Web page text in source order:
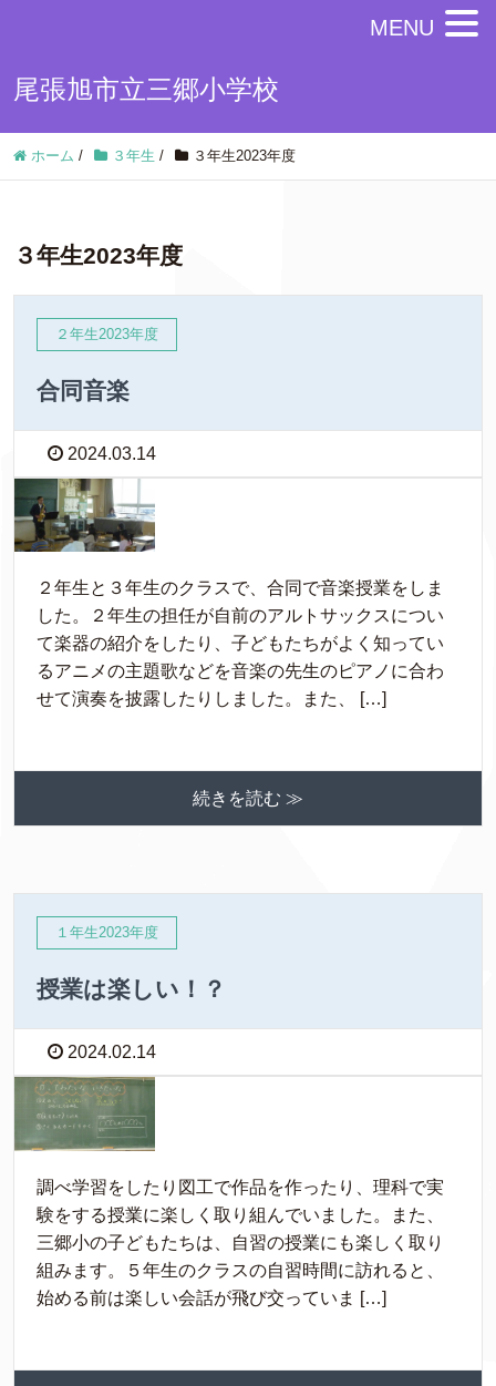
尾張旭市立三郷小学校
ホーム / ３年生 / ３年生2023年度
３年生2023年度
２年生2023年度
合同音楽
2024.03.14
２年生と３年生のクラスで、合同で音楽授業をしま
した。２年生の担任が自前のアルトサックスについ
て楽器の紹介をしたり、子どもたちがよく知ってい
るアニメの主題歌などを音楽の先生のピアノに合わ
せて演奏を披露したりしました。また、 […]
続きを読む ≫
１年生2023年度
授業は楽しい！？
2024.02.14
調べ学習をしたり図工で作品を作ったり、理科で実
験をする授業に楽しく取り組んでいました。また、
三郷小の子どもたちは、自習の授業にも楽しく取り
組みます。５年生のクラスの自習時間に訪れると、
始める前は楽しい会話が飛び交っていま […]
MENU